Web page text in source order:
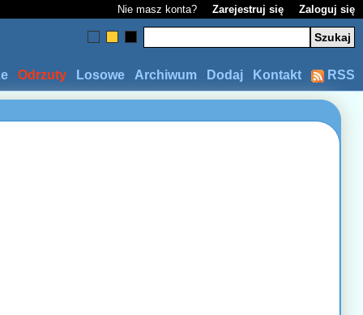
Nie masz konta? Zarejestruj się Zaloguj się
RSS
Kontakt
Dodaj
Archiwum
Losowe
Odrzuty